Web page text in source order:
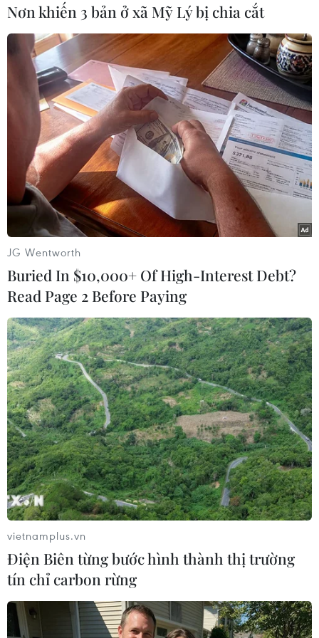
nên căng thẳng kể từ năm 2016 do những phản
ứng của chính quyền Ankara sau cuộc đảo
chính thất bại chống lại Tổng thống Erdogan.
Thổ Nhĩ Kỳ là ứng cử viên gia nhập EU nhưng
tiến trình đàm phán đang giậm chân tại chỗ./.
(TTXVN/Vietnam+)
#thổ nhĩ kỳ #Liên minh châu Âu
#tình hình libya
#Trung Đông
Thổ Nhĩ Kỳ
Theo dõi VietnamPlus
TIN LIÊN QUAN
Nơn khiến 3 bản ở xã Mỹ Lý bị chia cắt
JG Wentworth
Buried In $10,000+ Of High-Interest Debt?
Read Page 2 Before Paying
vietnamplus.vn
Điện Biên từng bước hình thành thị trường
tín chỉ carbon rừng